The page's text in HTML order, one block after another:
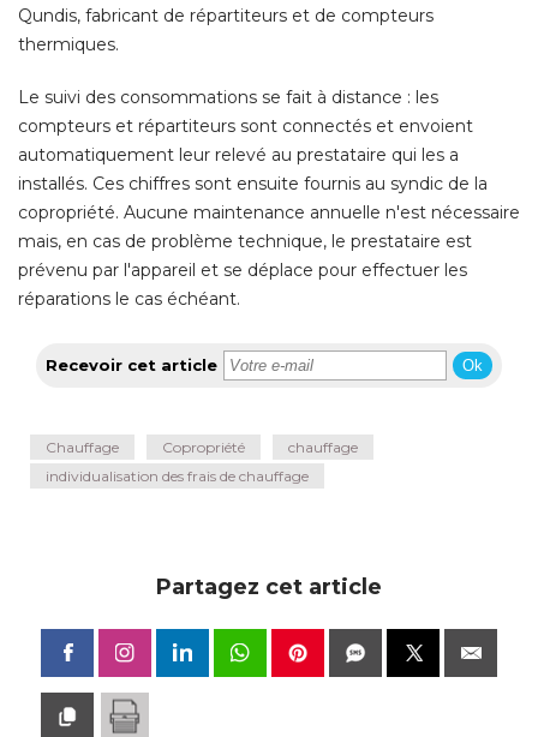
Qundis, fabricant de répartiteurs et de compteurs
thermiques.
Le suivi des consommations se fait à distance : les
compteurs et répartiteurs sont connectés et envoient
automatiquement leur relevé au prestataire qui les a
installés. Ces chiffres sont ensuite fournis au syndic de la
copropriété. Aucune maintenance annuelle n'est nécessaire
mais, en cas de problème technique, le prestataire est
prévenu par l'appareil et se déplace pour effectuer les
réparations le cas échéant.
Recevoir cet article Ok
Chauffage Copropriété
chauffage
individualisation des frais de chauffage
Partagez cet article